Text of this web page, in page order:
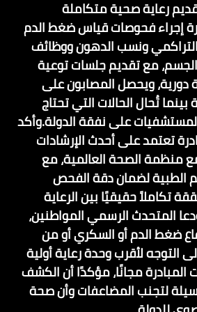
رعاية صحية متكاملة
إجراء فحوصات قياس ضغط الدم
ونسب الدهون ووظائف
مع تقديم جلسات توعية
دورية، ويحصل المصابون على
تُحال الحالات التي تحتاج
على نفقة الدولة.وأكد
تعتمد على أحدث الإرشادات
منظمة الصحة العالمية، مع
الطبية لضمان دقة الفحص
تكاملاً حقيقيًا بين الرعاية
المتحدث الرسمي المواطنين،
ضغط الدم أو السكري أو من
التوجه لأقرب وحدة رعاية أولية
مجانًا، مؤكدًا أن الكشف
لتجنب المضاعفات وأن صحة